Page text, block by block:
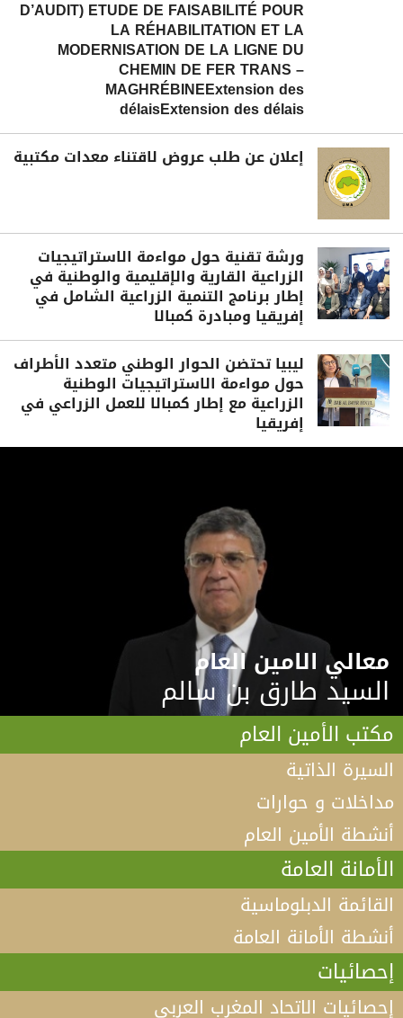
D’AUDIT) ETUDE DE FAISABILITÉ POUR
LA RÉHABILITATION ET LA
MODERNISATION DE LA LIGNE DU
CHEMIN DE FER TRANS –
MAGHRÉBINEExtension des
délaisExtension des délais
إعلان عن طلب عروض لاقتناء معدات مكتبية
ورشة تقنية حول مواءمة الاستراتيجيات
الزراعية القارية والإقليمية والوطنية في
إطار برنامج التنمية الزراعية الشامل في
إفريقيا ومبادرة كمبالا
ليبيا تحتضن الحوار الوطني متعدد الأطراف
حول مواءمة الاستراتيجيات الوطنية
الزراعية مع إطار كمبالا للعمل الزراعي في
إفريقيا
معالي الامين العام
السيد طارق بن سالم
مكتب الأمين العام
السيرة الذاتية
مداخلات و حوارات
أنشطة الأمين العام
الأمانة العامة
القائمة الدبلوماسية
أنشطة الأمانة العامة
إحصائيات
إحصائيات الاتحاد المغرب العربي